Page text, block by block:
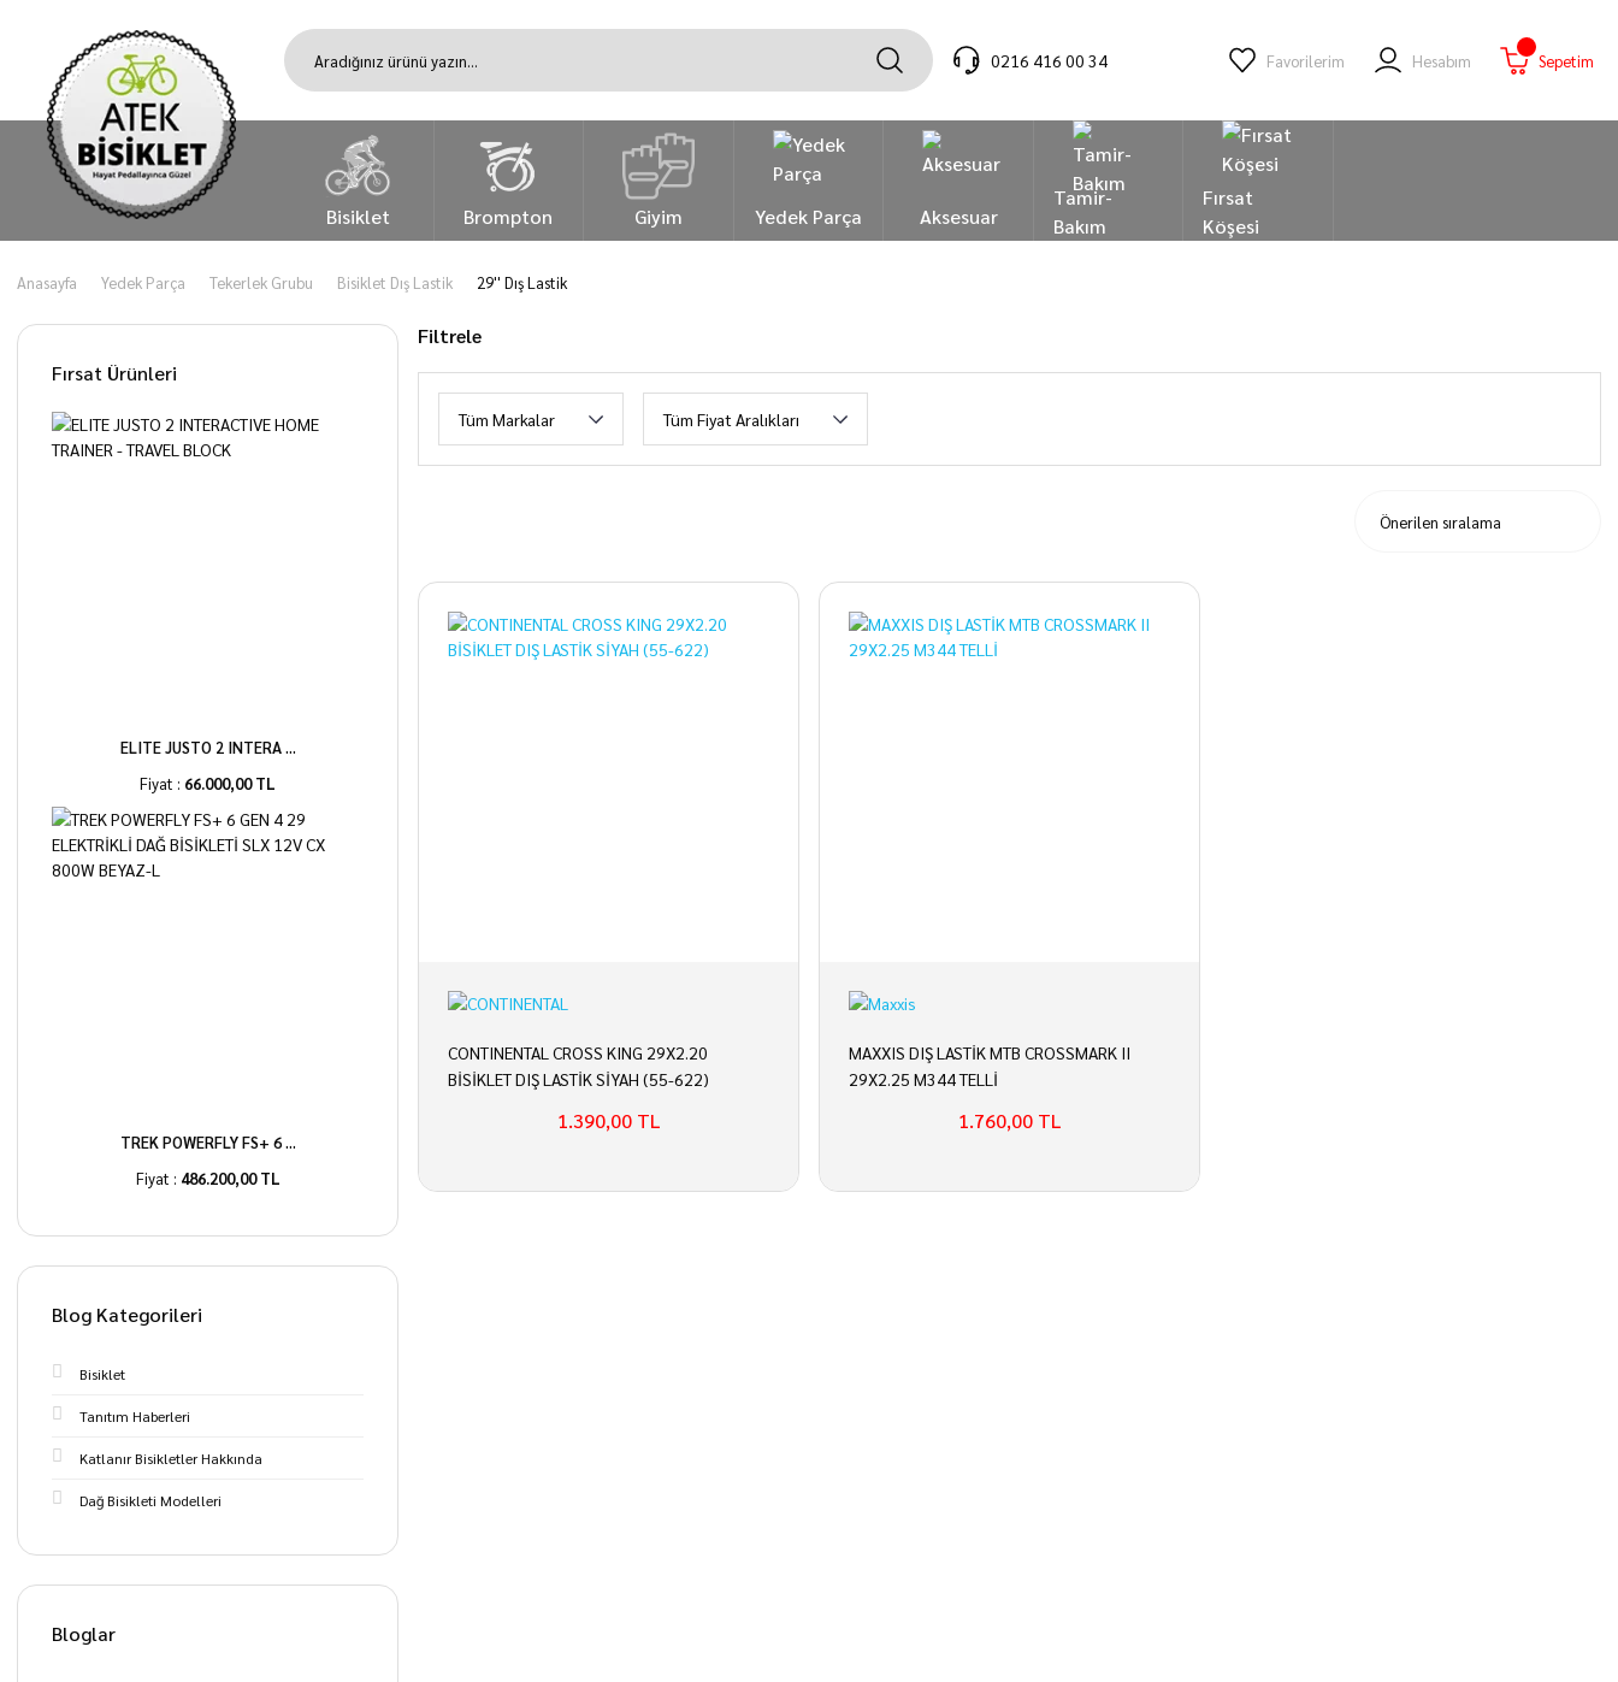
0216 416 00 34 Favorilerim Hesabım Sepetim
Bisiklet Brompton Giyim Yedek Parça Aksesuar
Tamir-
Bakım
Fırsat
Köşesi
Anasayfa Yedek Parça Tekerlek Grubu Bisiklet Dış Lastik 29'' Dış Lastik
Fırsat Ürünleri
ELITE JUSTO 2 INTERA ...
Fiyat : 66.000,00 TL
TREK POWERFLY FS+ 6 ...
Fiyat : 486.200,00 TL
Blog Kategorileri
Bisiklet
Tanıtım Haberleri
Katlanır Bisikletler Hakkında
Dağ Bisikleti Modelleri
Bloglar
Filtrele
Tüm Markalar Tüm Fiyat Aralıkları
CONTINENTAL CROSS KING 29X2.20
BİSİKLET DIŞ LASTİK SİYAH (55-622)
1.390,00 TL
MAXXIS DIŞ LASTİK MTB CROSSMARK II
29X2.25 M344 TELLİ
1.760,00 TL